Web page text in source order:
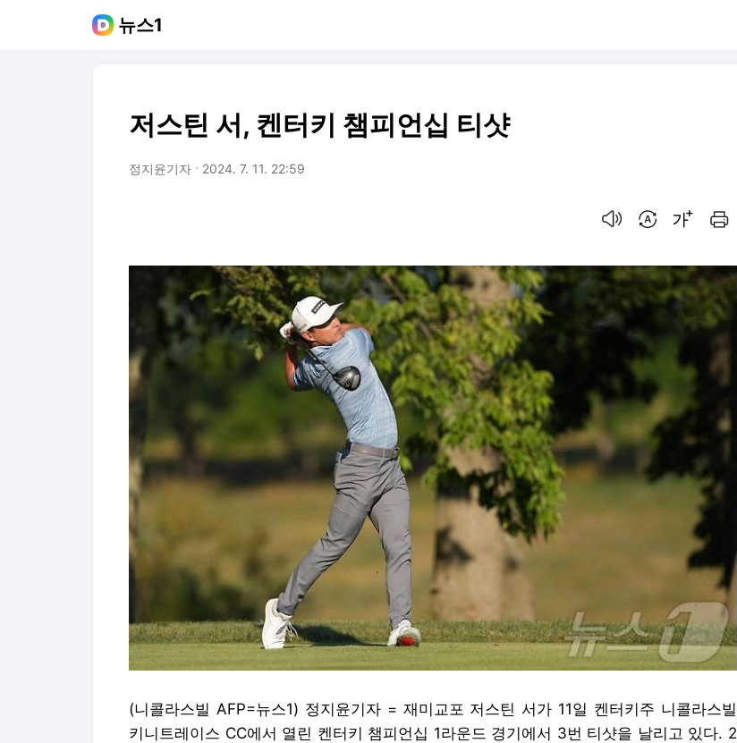
뉴스1
저스틴 서, 켄터키 챔피언십 티샷
정지윤기자 2024. 7. 11. 22:59
(니콜라스빌 AFP=뉴스1) 정지윤기자 = 재미교포 저스틴 서가 11일 켄터키주 니콜라스빌
키니트레이스 CC에서 열린 켄터키 챔피언십 1라운드 경기에서 3번 티샷을 날리고 있다. 2